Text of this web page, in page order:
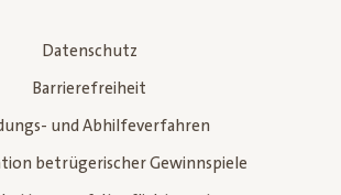
Datenschutz
Barrierefreiheit
und Abhilfeverfahren
betrügerischer Gewinnspiele